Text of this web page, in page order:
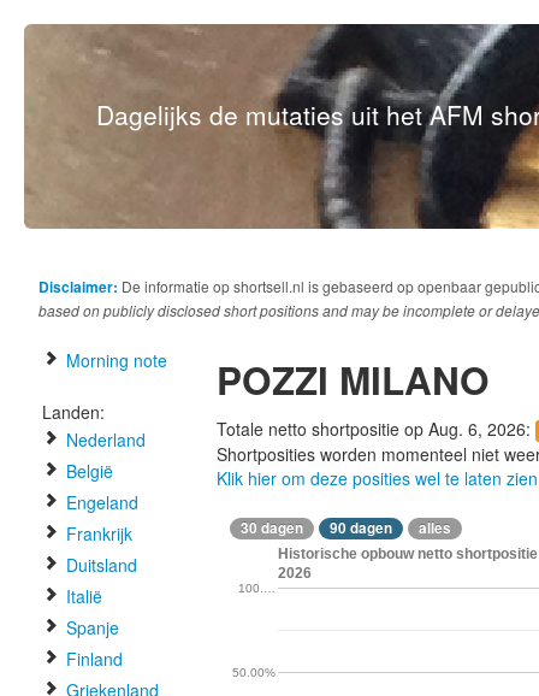
Dagelijks de mutaties uit het AFM
Disclaimer: De informatie op shortsell.nl is gebaseerd op openbaar
based on publicly disclosed short positions and may be incomplete or
Morning note
Landen:
Nederland
België
Engeland
Frankrijk
Duitsland
Italië
Spanje
Finland
Griekenland
POZZI MILANO
Totale netto shortpositie op Aug. 6, 2026:
Shortposities worden momenteel niet
Klik hier om deze posities wel te laten zien
30 dagen 90 dagen alles
Historische opbouw netto shortpositie
2026
50.00%
100.…